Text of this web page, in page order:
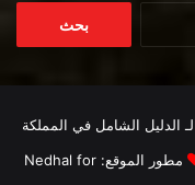
الدليل الشامل في المملكة
مطور الموقع:Nedhal for